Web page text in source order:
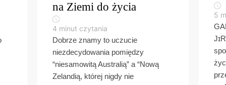
na Ziemi do życia
4 minut czytania
Dobrze znamy to uczucie
niezdecydowania pomiędzy
“niesamowitą Australią” a “Nową
Zelandią, której nigdy nie
5